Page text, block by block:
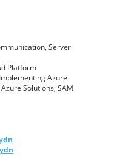
Server
Platform
Azure
Solutions, SAM